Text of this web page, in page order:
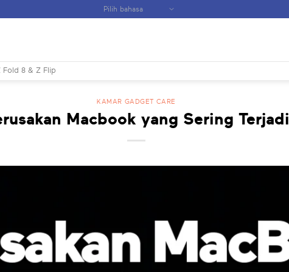
Fold 8 & Z Flip
KAMAR GADGET CARE
Macbook yang Sering Terjadi